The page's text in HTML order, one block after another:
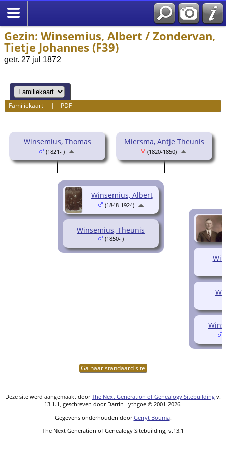
Gezin: Winsemius, Albert / Zondervan,
Tietje Johannes (F39)
getr. 27 jul 1872
Familiekaart | PDF
Winsemius, Thomas
(1821- )
Miersma, Antje Theunis
(1820-1850)
Winsemius, Theunis
(1850- )
Winsemius, Albert
(1848-1924)
Ga naar standaard site
Deze site werd aangemaakt doorThe Next Generation of Genealogy Sitebuilding v.
13.1.1, geschreven door Darrin Lythgoe © 2001-2026.
Gegevens onderhouden doorGerryt Bouma.
The Next Generation of Genealogy Sitebuilding, v.13.1